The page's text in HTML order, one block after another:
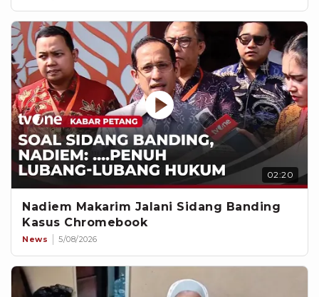
02:20
Nadiem Makarim Jalani Sidang Banding
Kasus Chromebook
News 5/08/2026